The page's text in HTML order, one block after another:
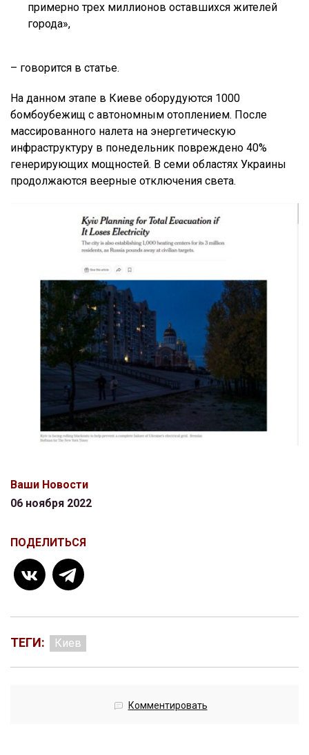
примерно трех миллионов оставшихся жителей
города»,
– говорится в статье.
На данном этапе в Киеве оборудуются 1000
бомбоубежищ с автономным отоплением. После
массированного налета на энергетическую
инфраструктуру в понедельник повреждено 40%
генерирующих мощностей. В семи областях Украины
продолжаются веерные отключения света.
Ваши Новости
06 ноября 2022
ПОДЕЛИТЬСЯ
ТЕГИ: Киев
Комментировать